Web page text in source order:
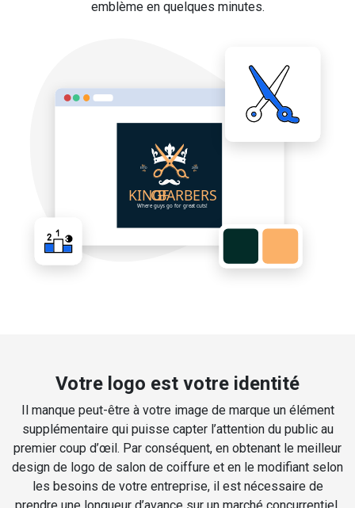
emblème en quelques minutes.
Votre logo est votre identité
Il manque peut-être à votre image de marque un élément
supplémentaire qui puisse capter l’attention du public au
premier coup d’œil. Par conséquent, en obtenant le meilleur
design de logo de salon de coiffure et en le modifiant selon
les besoins de votre entreprise, il est nécessaire de